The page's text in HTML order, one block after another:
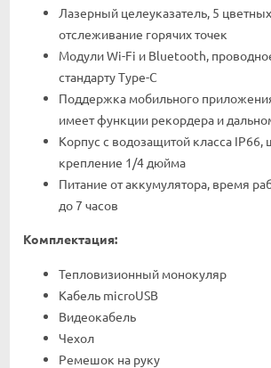
Лазерный целеуказатель, 5
отслеживание горячих точек
Модули Wi-Fi и Bluetooth,
стандарту Type-C
Поддержка мобильного
имеет функции рекордера и
Корпус с водозащитой класса IP66,
крепление 1/4 дюйма
Питание от аккумулятора, время
до 7 часов
Комплектация:
Тепловизионный монокуляр
Кабель microUSB
Видеокабель
Чехол
Ремешок на руку